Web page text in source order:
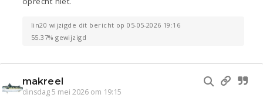
lin20 wijzigde dit bericht op 05-05-2026 19:16
55.37% gewijzigd
makreel
dinsdag 5 mei 2026 om 19:15